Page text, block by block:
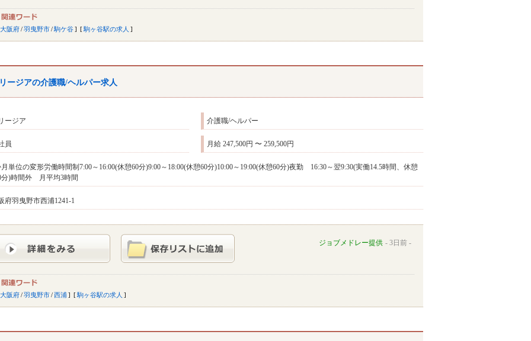
大阪府/羽曳野市/駒ケ谷 駒ヶ谷駅の求人
ージアの介護職/ヘルパー求人
ージア 介護職/ヘルパー
員 月給 247,500円 〜 259,500円
月単位の変形労働時間制7:00～16:00(休憩60分)9:00～18:00(休憩60分)10:00～19:00(休憩60分)夜勤 16:30～翌9:30(実働14.5時間、休憩
分)時間外 月平均3時間
府羽曳野市西浦1241-1
ジョブメドレー提供 3日前
大阪府/羽曳野市/西浦 駒ヶ谷駅の求人